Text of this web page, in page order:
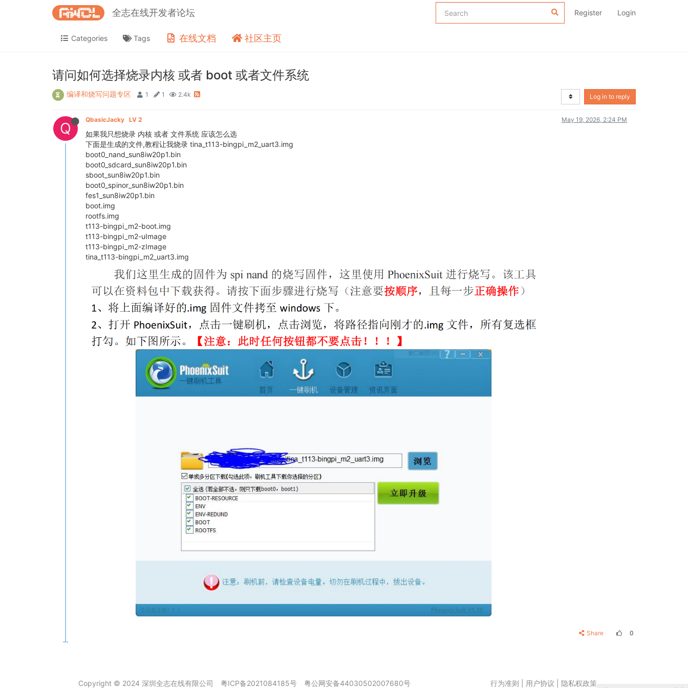
全志在线开发者论坛 Register Login
Categories Tags 在线文档 社区主页
请问如何选择烧录内核 或者 boot 或者文件系统
编译和烧写问题专区 1 1 2.4k Log in to reply
Q QbasicJacky LV 2 May 19, 2026, 2:24 PM
如果我只想烧录 内核 或者 文件系统 应该怎么选
下面是生成的文件,教程让我烧录 tina_t113-bingpi_m2_uart3.img
boot0_nand_sun8iw20p1.bin
boot0_sdcard_sun8iw20p1.bin
sboot_sun8iw20p1.bin
boot0_spinor_sun8iw20p1.bin
fes1_sun8iw20p1.bin
boot.img
rootfs.img
t113-bingpi_m2-boot.img
t113-bingpi_m2-uImage
t113-bingpi_m2-zImage
tina_t113-bingpi_m2_uart3.img
Share 0
Copyright © 2024 深圳全志在线有限公司 粤ICP备2021084185号 粤公网安备44030502007680号 行为准则 用户协议 隐私权政策